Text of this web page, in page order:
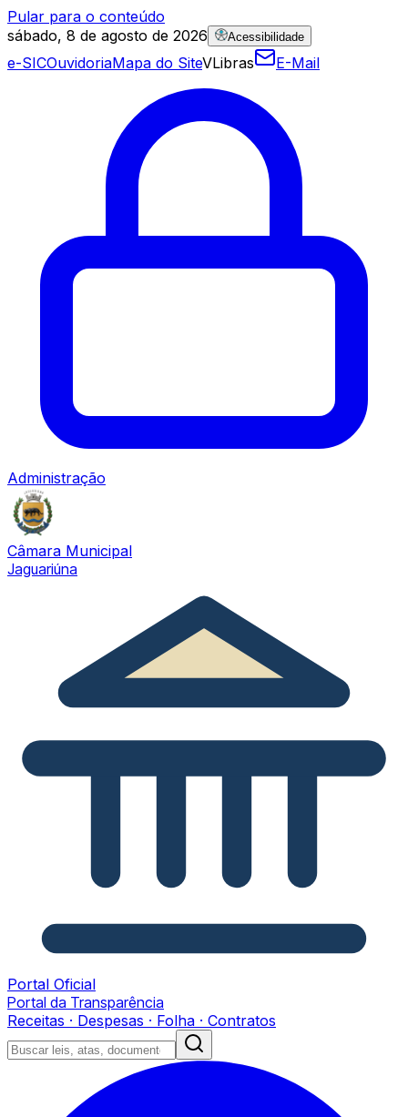
Pular para o conteúdo
sábado, 8 de agosto de 2026
Acessibilidade
e-SICOuvidoriaMapa do SiteVLibras E-Mail
Administração
Câmara Municipal
Jaguariúna
Portal Oficial
Portal da Transparência
Receitas · Despesas · Folha · Contratos